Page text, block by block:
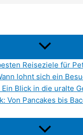
Reiseziele für
lohnt sich ein
Blick in die uralte
Von Pancakes bis